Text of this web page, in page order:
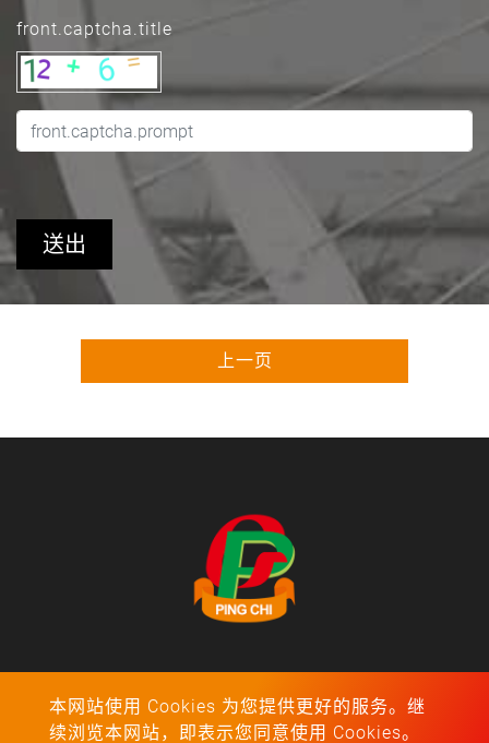
front.captcha.title
送出
上一页
本网站使用 Cookies 为您提供更好的服务。继
续浏览本网站，即表示您同意使用 Cookies。
地址：福建省漳州市漳浦县旧镇镇绥安工业开发区
Tel：0596-3921791